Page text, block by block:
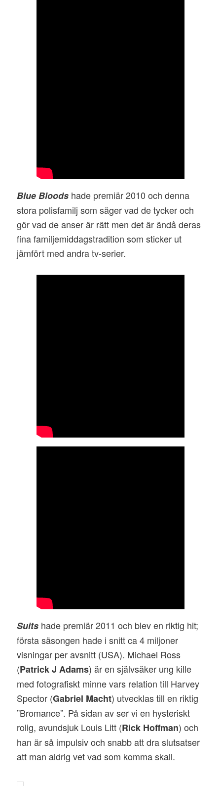
Blue Bloods hade premiär 2010 och denna
stora polisfamilj som säger vad de tycker och
gör vad de anser är rätt men det är ändå deras
fina familjemiddagstradition som sticker ut
jämfört med andra tv-serier.
Suits hade premiär 2011 och blev en riktig hit;
första säsongen hade i snitt ca 4 miljoner
visningar per avsnitt (USA). Michael Ross
(Patrick J Adams) är en självsäker ung kille
med fotografiskt minne vars relation till Harvey
Spector (Gabriel Macht) utvecklas till en riktig
”Bromance”. På sidan av ser vi en hysteriskt
rolig, avundsjuk Louis Litt (Rick Hoffman) och
han är så impulsiv och snabb att dra slutsatser
att man aldrig vet vad som komma skall.